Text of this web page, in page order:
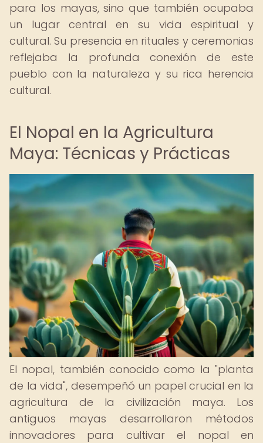
para los mayas, sino que también ocupaba
un lugar central en su vida espiritual y
cultural. Su presencia en rituales y ceremonias
reflejaba la profunda conexión de este
pueblo con la naturaleza y su rica herencia
cultural.
El Nopal en la Agricultura
Maya: Técnicas y Prácticas
El nopal, también conocido como la "planta
de la vida", desempeñó un papel crucial en la
agricultura de la civilización maya. Los
antiguos mayas desarrollaron métodos
innovadores para cultivar el nopal en